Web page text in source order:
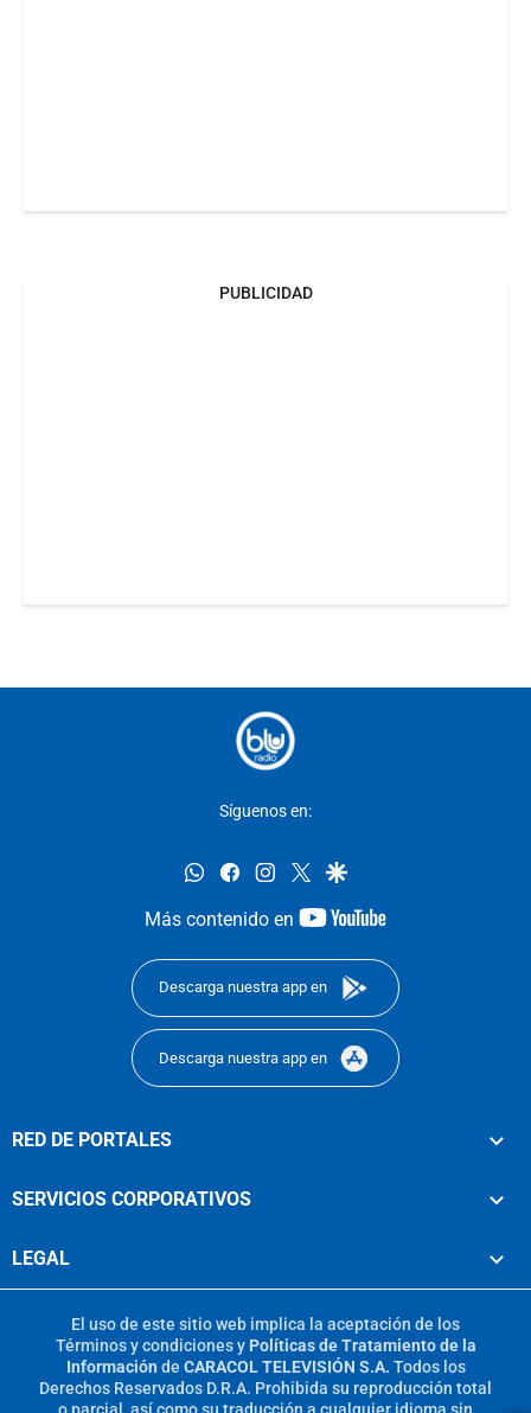
PUBLICIDAD
Síguenos en:
whatsappfacebookinstagram
twittergoogle
Más contenido en
youtube-
Descarga nuestra app en
Descarga nuestra app en
RED DE PORTALES
SERVICIOS CORPORATIVOS
LEGAL
El uso de este sitio web implica la aceptación de los
Términos y condicionesy Políticas de Tratamiento de la
Información de CARACOL TELEVISIÓN S.A. Todos los
Derechos Reservados D.R.A. Prohibida su reproducción total